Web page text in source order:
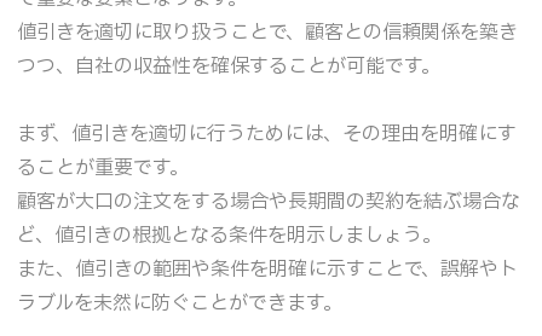
値引きを適切に取り扱うことで、顧客との信頼関係を築き
つつ、自社の収益性を確保することが可能です。
まず、値引きを適切に行うためには、その理由を明確にす
ることが重要です。
顧客が大口の注文をする場合や長期間の契約を結ぶ場合な
ど、値引きの根拠となる条件を明示しましょう。
また、値引きの範囲や条件を明確に示すことで、誤解やト
ラブルを未然に防ぐことができます。